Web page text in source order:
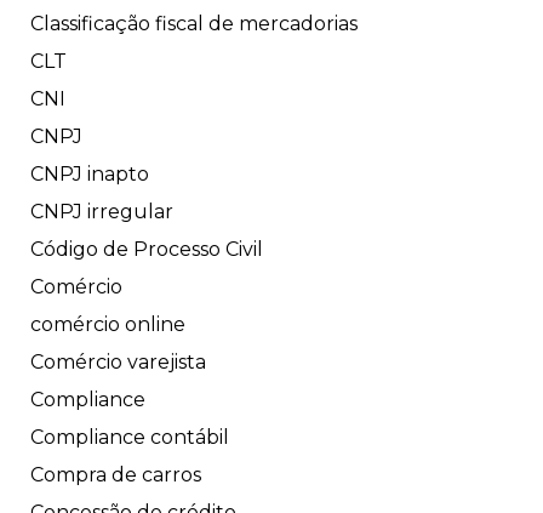
Classificação fiscal de mercadorias
CLT
CNI
CNPJ
CNPJ inapto
CNPJ irregular
Código de Processo Civil
Comércio
comércio online
Comércio varejista
Compliance
Compliance contábil
Compra de carros